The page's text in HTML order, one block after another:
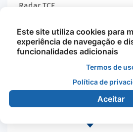
Radar TCE
SIC
GEOBRAS
Todos os Direitos Reservados -
de Nova Monte
Este site utiliza cookies para
experiência de navegação e
funcionalidades adicionais
Termos de
Política de
Aceitar